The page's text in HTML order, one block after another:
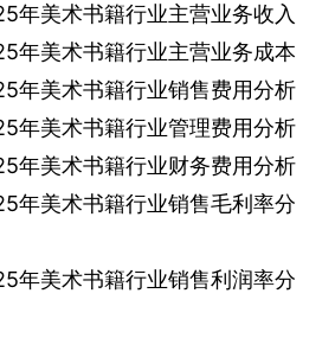
年美术书籍行业主营业务收入
年美术书籍行业主营业务成本
年美术书籍行业销售费用分析
年美术书籍行业管理费用分析
年美术书籍行业财务费用分析
年美术书籍行业销售毛利率分
年美术书籍行业销售利润率分